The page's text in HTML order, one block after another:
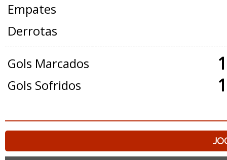
Empates
Derrotas
Gols Marcados
Gols Sofridos